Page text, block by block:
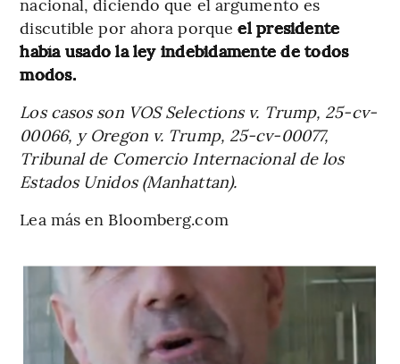
discutible por ahora porque el presidente
había usado la ley indebidamente de todos
modos.
Los casos son VOS Selections v. Trump, 25-cv-
00066, y Oregon v. Trump, 25-cv-00077,
Tribunal de Comercio Internacional de los
Estados Unidos (Manhattan).
Lea más en Bloomberg.com